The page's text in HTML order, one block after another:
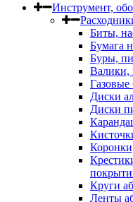
Инструмент,
Биты,
Бумага
Буры,
Валики,
Газовые
Диски
Диски
Круги
Ленты